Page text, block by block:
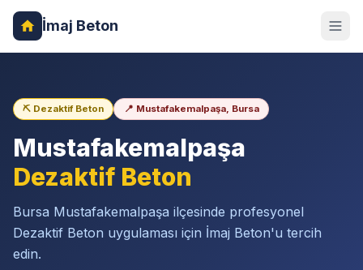
İmaj Beton
⛏️ Dezaktif Beton 📍 Mustafakemalpaşa, Bursa
Mustafakemalpaşa
Dezaktif Beton
Bursa Mustafakemalpaşa ilçesinde profesyonel
Dezaktif Beton uygulaması için İmaj Beton'u tercih
edin.